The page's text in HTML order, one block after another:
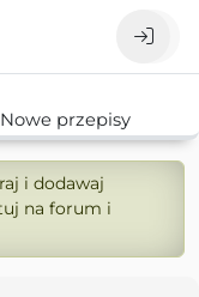
Nowe przepisy
i dodawaj
na forum i